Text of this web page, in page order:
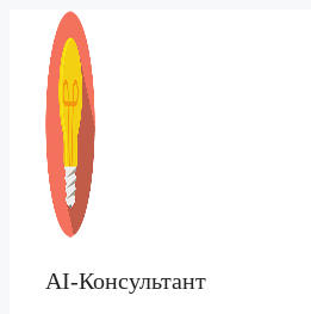
Перейти
содержимому
AI-Консультант